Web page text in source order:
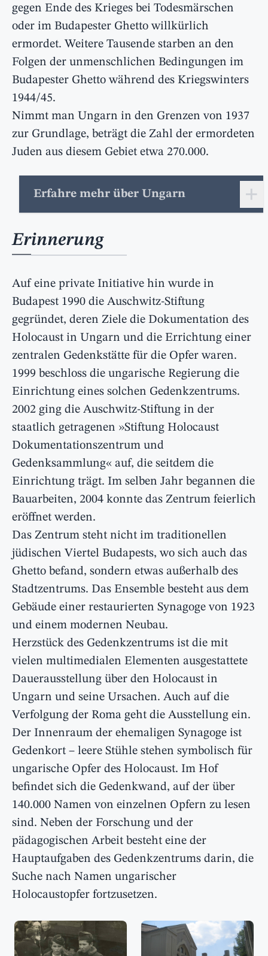
gegen Ende des Krieges bei Todesmärschen
oder im Budapester Ghetto willkürlich
ermordet. Weitere Tausende starben an den
Folgen der unmenschlichen Bedingungen im
Budapester Ghetto während des Kriegswinters
1944/45.
Nimmt man Ungarn in den Grenzen von 1937
zur Grundlage, beträgt die Zahl der ermordeten
Juden aus diesem Gebiet etwa 270.000.
Erfahre mehr über Ungarn +
Erinnerung
Auf eine private Initiative hin wurde in
Budapest 1990 die Auschwitz-Stiftung
gegründet, deren Ziele die Dokumentation des
Holocaust in Ungarn und die Errichtung einer
zentralen Gedenkstätte für die Opfer waren.
1999 beschloss die ungarische Regierung die
Einrichtung eines solchen Gedenkzentrums.
2002 ging die Auschwitz-Stiftung in der
staatlich getragenen »Stiftung Holocaust
Dokumentationszentrum und
Gedenksammlung« auf, die seitdem die
Einrichtung trägt. Im selben Jahr begannen die
Bauarbeiten, 2004 konnte das Zentrum feierlich
eröffnet werden.
Das Zentrum steht nicht im traditionellen
jüdischen Viertel Budapests, wo sich auch das
Ghetto befand, sondern etwas außerhalb des
Stadtzentrums. Das Ensemble besteht aus dem
Gebäude einer restaurierten Synagoge von 1923
und einem modernen Neubau.
Herzstück des Gedenkzentrums ist die mit
vielen multimedialen Elementen ausgestattete
Dauerausstellung über den Holocaust in
Ungarn und seine Ursachen. Auch auf die
Verfolgung der Roma geht die Ausstellung ein.
Der Innenraum der ehemaligen Synagoge ist
Gedenkort – leere Stühle stehen symbolisch für
ungarische Opfer des Holocaust. Im Hof
befindet sich die Gedenkwand, auf der über
140.000 Namen von einzelnen Opfern zu lesen
sind. Neben der Forschung und der
pädagogischen Arbeit besteht eine der
Hauptaufgaben des Gedenkzentrums darin, die
Suche nach Namen ungarischer
Holocaustopfer fortzusetzen.